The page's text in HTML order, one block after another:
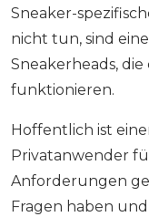
Sneaker-
nicht tun, sind
Sneakerheads,
funktionieren.
Hoffentlich ist
Privatanwender
Anforderungen
Fragen haben